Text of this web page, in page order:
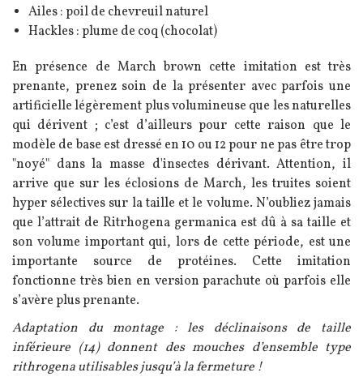
Ailes : poil de chevreuil naturel
Hackles : plume de coq (chocolat)
En présence de March brown cette imitation est très
prenante, prenez soin de la présenter avec parfois une
artificielle légèrement plus volumineuse que les naturelles
qui dérivent ; c’est d’ailleurs pour cette raison que le
modèle de base est dressé en 10 ou 12 pour ne pas être trop
"noyé" dans la masse d'insectes dérivant. Attention, il
arrive que sur les éclosions de March, les truites soient
hyper sélectives sur la taille et le volume. N’oubliez jamais
que l’attrait de Ritrhogena germanica est dû à sa taille et
son volume important qui, lors de cette période, est une
importante source de protéines. Cette imitation
fonctionne très bien en version parachute où parfois elle
s’avère plus prenante.
Adaptation du montage : les déclinaisons de taille
inférieure (14) donnent des mouches d’ensemble type
rithrogena utilisables jusqu’à la fermeture !